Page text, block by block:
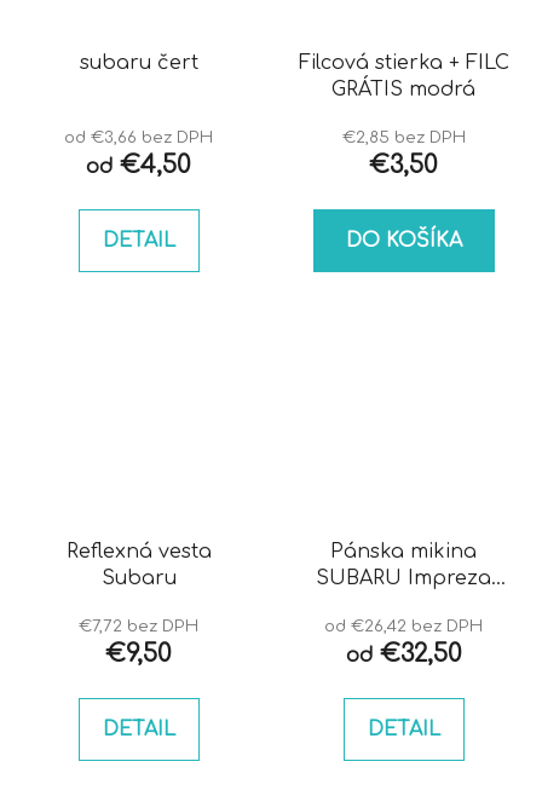
subaru čert
od €3,66 bez DPH
od €4,50
DETAIL
Filcová stierka + FILC
GRÁTIS modrá
€2,85 bez DPH
€3,50
DO KOŠÍKA
Reflexná vesta
Subaru
€7,72 bez DPH
€9,50
DETAIL
Pánska mikina
SUBARU Impreza
od €26,42 bez DPH
od€32,50
DETAIL